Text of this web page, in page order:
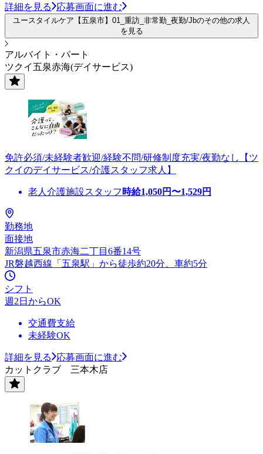
詳細を見る 応募画面に進む
ユースタイルケア【五泉市】01_重訪_非常勤_夜勤/Jbのその他の求人
を見る
アルバイト・パート
ツクイ五泉赤海(デイサービス)
免許必須/未経験者歓迎/経験不問/研修制度充実/夜勤なし【ツ
クイのデイサービス/介護スタッフ求人】
老人介護施設スタッフ 時給1,050円〜1,529円
勤務地
面接地
新潟県五泉市赤海二丁目6番14号
JR磐越西線「五泉駅」から徒歩約20分、車約5分
シフト
週2日からOK
交通費支給
未経験OK
詳細を見る
応募画面に進む
カットクラブ 三本木店